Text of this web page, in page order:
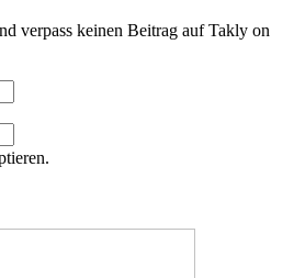
verpass keinen Beitrag auf Takly on